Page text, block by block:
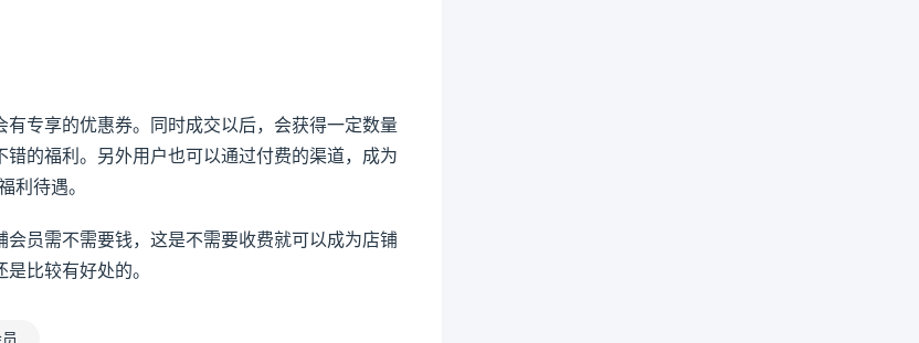
专享的优惠券。同时成交以后，会获得一定数量
的福利。另外用户也可以通过付费的渠道，成为
利待遇。
员需不需要钱，这是不需要收费就可以成为店铺
比较有好处的。